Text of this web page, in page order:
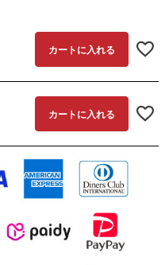
カートに入れる
カートに入れる